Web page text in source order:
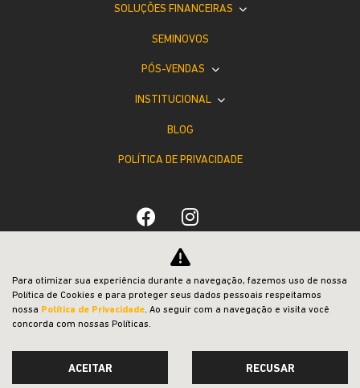
SOLUÇÕES FINANCEIRAS
SEMINOVOS
PÓS-VENDAS
INSTITUCIONAL
BLOG
POLÍTICA DE PRIVACIDADE
Desacelere. Seu bem maior é a vida.
Para otimizar sua experiência durante a navegação, fazemos uso de nossa
Política de Cookies e para proteger seus dados pessoais respeitamos
nossa Política de Privacidade. Ao seguir com a navegação e visita você
concorda com nossas Políticas.
ACEITAR RECUSAR